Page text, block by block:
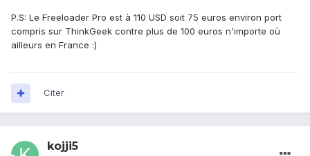
P.S: Le Freeloader Pro est à 110 USD soit 75 euros environ port
compris sur ThinkGeek contre plus de 100 euros n'importe où
ailleurs en France :)
Citer
kojji5